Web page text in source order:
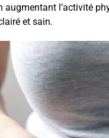
l’activité
et sain.